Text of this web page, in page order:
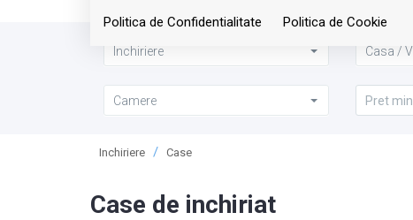
Politica de Confidentialitate Politica de Cookie
Inchiriere Casa /
Camere
Inchiriere Case
Case de inchiriat